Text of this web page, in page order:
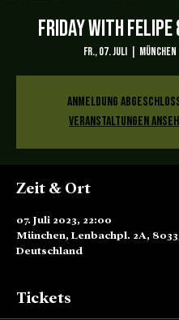
Friday with Felipe
Fr., 07. Juli
  |
München
Anmeldung
Veranstaltungen
Zeit & Ort
07. Juli 2023, 22:00
München, Lenbachpl. 2A,
Deutschland
Tickets